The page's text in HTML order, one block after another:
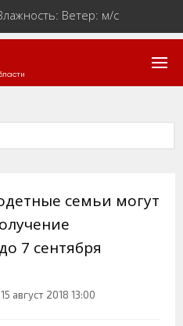
Ветер: м/с
семьи могут
7 сентября
15 август 2018 13:00